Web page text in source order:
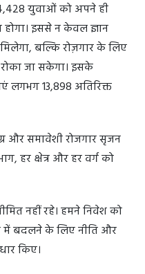
युवाओं को अपने ही
होगा। इससे न केवल ज्ञान
बल्कि रोज़गार के लिए
रोका जा सकेगा। इसके
लगभग 13,898 अतिरिक्त
और समावेशी रोजगार सृजन
हर क्षेत्र और हर वर्ग को
नहीं रहे। हमने निवेश को
में बदलने के लिए नीति और
किए।